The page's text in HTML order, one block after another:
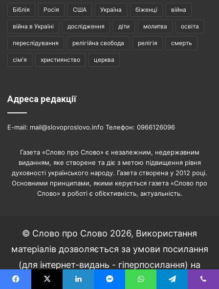
Біблія Росія США Україна біженці війна
війна в Україні дослідження діти молитва освіта
переслідування релігійна свобода релігія смерть
сім'я християнство церква
Адреса редакції
E-mail: mail@slovoproslovo.info Телефон: 0966126096
Газета «Слово про Слово» є незалежним, недержавним
виданням, яке створене та діє з метою підвищення рівня
духовності українського народу. Газета створена у 2012 році.
Основними принципами, якими керується газета «Слово про
Слово» в роботі є об’єктивність, актуальність.
© Слово про Слово 2026, Використання
матеріалів дозволяється за умови посилання
(для інтернет-видань - гіперпосилання) на
«Слово про Слово» не нижче третього абзацу.